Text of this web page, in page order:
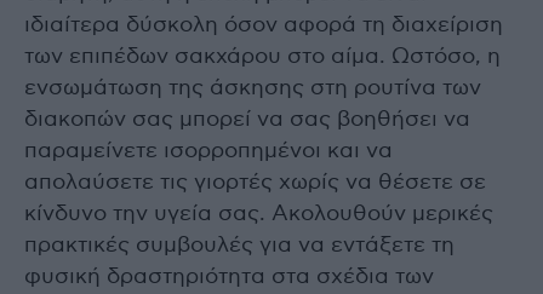
ιδιαίτερα δύσκολη όσον αφορά τη διαχείριση
των επιπέδων σακχάρου στο αίμα. Ωστόσο, η
ενσωμάτωση της άσκησης στη ρουτίνα των
διακοπών σας μπορεί να σας βοηθήσει να
παραμείνετε ισορροπημένοι και να
απολαύσετε τις γιορτές χωρίς να θέσετε σε
κίνδυνο την υγεία σας. Ακολουθούν μερικές
πρακτικές συμβουλές για να εντάξετε τη
φυσική δραστηριότητα στα σχέδια των